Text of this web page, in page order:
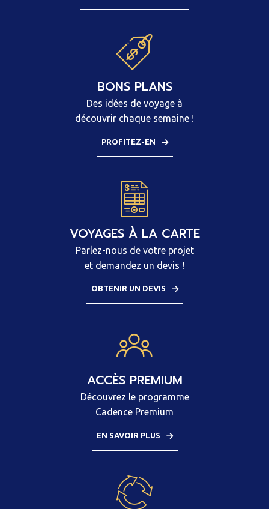
BONS PLANS
Des idées de voyage à
découvrir chaque semaine !
PROFITEZ-EN
VOYAGES À LA CARTE
Parlez-nous de votre projet
et demandez un devis !
OBTENIR UN DEVIS
ACCÈS PREMIUM
Découvrez le programme
Cadence Premium
EN SAVOIR PLUS